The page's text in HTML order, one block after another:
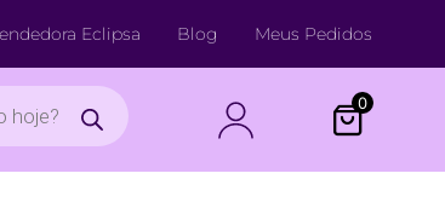
compra • cupomECLIPSIAREVELA
Eclipsa Blog Meus Pedidos
0